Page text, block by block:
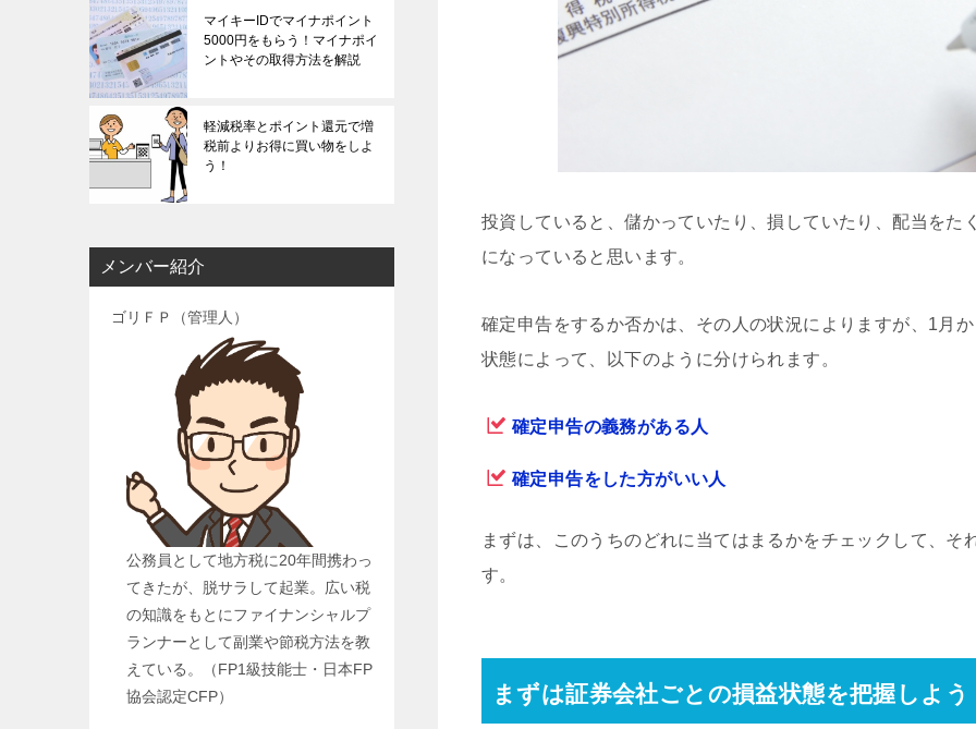
投資していると、儲かっていたり、損していたり、配当をた
になっていると思います。
確定申告をするか否かは、その人の状況によりますが、1月
状態によって、以下のように分けられます。
確定申告の義務がある人
確定申告をした方がいい人
まずは、このうちのどれに当てはまるかをチェックして、
す。
まずは証券会社ごとの損益状態を把握しよう
マイキーIDでマイナポイント
5000円をもらう！マイナポイ
ントやその取得方法を解説
軽減税率とポイント還元で増
税前よりお得に買い物をしよ
う！
メンバー紹介
ゴリＦＰ（管理人）
公務員として地方税に20年間携わっ
てきたが、脱サラして起業。広い税
の知識をもとにファイナンシャルプ
ランナーとして副業や節税方法を教
えている。（FP1級技能士・日本FP
協会認定CFP）